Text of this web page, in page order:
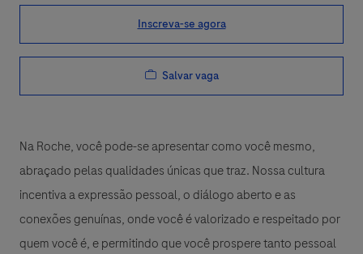
Inscreva-se agora
Salvar vaga
Na Roche, você pode-se apresentar como você mesmo,
abraçado pelas qualidades únicas que traz. Nossa cultura
incentiva a expressão pessoal, o diálogo aberto e as
conexões genuínas, onde você é valorizado e respeitado por
quem você é, e permitindo que você prospere tanto pessoal